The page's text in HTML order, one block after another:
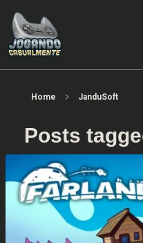
Home JanduSoft
Posts